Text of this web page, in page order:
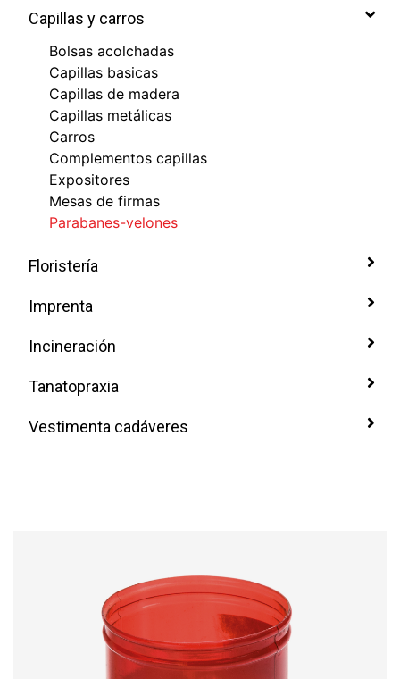
Capillas y carros
Bolsas acolchadas
Capillas basicas
Capillas de madera
Capillas metálicas
Carros
Complementos capillas
Expositores
Mesas de firmas
Parabanes-velones
Floristería
Imprenta
Incineración
Tanatopraxia
Vestimenta cadáveres